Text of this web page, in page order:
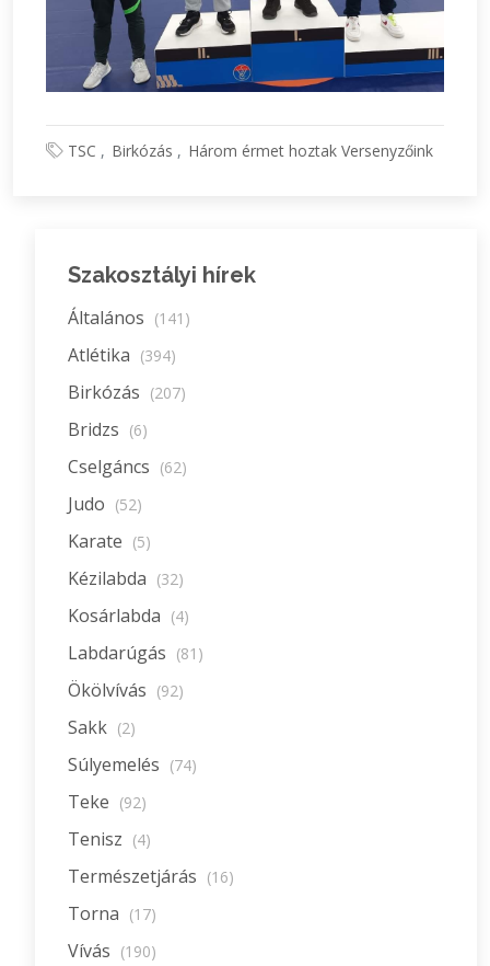
TSC Birkózás Három érmet hoztak Versenyzőink
Szakosztályi hírek
Általános (141)
Atlétika (394)
Birkózás (207)
Bridzs (6)
Cselgáncs (62)
Judo (52)
Karate (5)
Kézilabda (32)
Kosárlabda (4)
Labdarúgás (81)
Ökölvívás (92)
Sakk (2)
Súlyemelés (74)
Teke (92)
Tenisz (4)
Természetjárás (16)
Torna (17)
Vívás (190)